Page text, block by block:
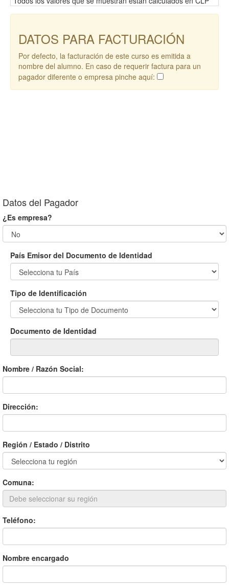
DATOS PARA FACTURACIÓN
Por defecto, la facturación de este curso es emitida a
nombre del alumno. En caso de requerir factura para un
pagador diferente o empresa pinche aquí:
Datos del Pagador
¿Es empresa?
País Emisor del Documento de Identidad
Tipo de Identificación
Documento de Identidad
Nombre / Razón Social:
Dirección:
Región / Estado / Distrito
Comuna:
Teléfono:
Nombre encargado